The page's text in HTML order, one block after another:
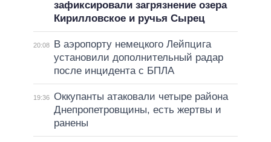
зафиксировали загрязнение озера
Кирилловское и ручья Сырец
20:08
В аэропорту немецкого Лейпцига
установили дополнительный радар
после инцидента с БПЛА
19:36 Оккупанты атаковали четыре района
Днепропетровщины, есть жертвы и
ранены